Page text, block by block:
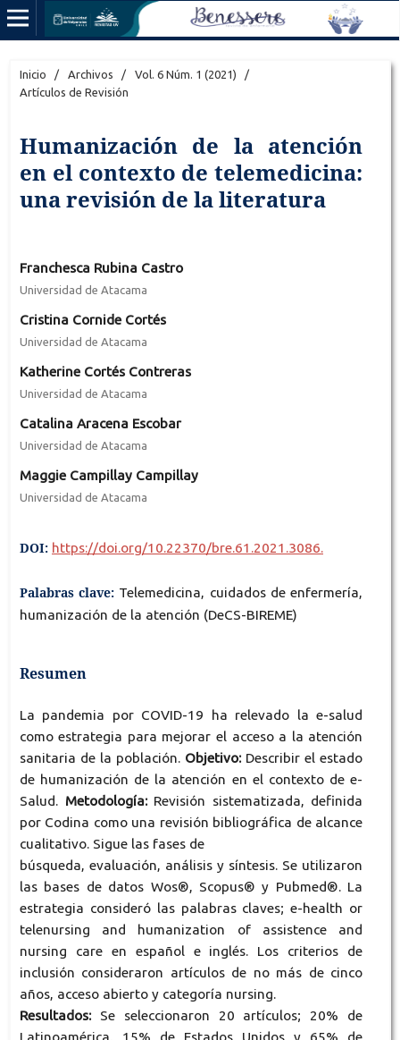
Inicio / Archivos / Vol. 6 Núm. 1 (2021)
/
Artículos de Revisión
Humanización de la atención
en el contexto de telemedicina:
una revisión de la literatura
Franchesca Rubina Castro
Universidad de Atacama
Cristina Cornide Cortés
Universidad de Atacama
Katherine Cortés Contreras
Universidad de Atacama
Catalina Aracena Escobar
Universidad de Atacama
Maggie Campillay Campillay
Universidad de Atacama
DOI: https://doi.org/10.22370/bre.61.2021.3086.
Palabras clave: Telemedicina, cuidados de enfermería,
humanización de la atención (DeCS-BIREME)
Resumen
La pandemia por COVID-19 ha relevado la e-salud
como estrategia para mejorar el acceso a la atención
sanitaria de la población. Objetivo: Describir el estado
de humanización de la atención en el contexto de e-
Salud. Metodología: Revisión sistematizada, definida
por Codina como una revisión bibliográfica de alcance
cualitativo. Sigue las fases de
búsqueda, evaluación, análisis y síntesis. Se utilizaron
las bases de datos Wos®, Scopus® y Pubmed®. La
estrategia consideró las palabras claves; e-health or
telenursing and humanization of assistence and
nursing care en español e inglés. Los criterios de
inclusión consideraron artículos de no más de cinco
años, acceso abierto y categoría nursing.
Resultados:Se seleccionaron 20 artículos; 20% de
Latinoamérica, 15% de Estados Unidos y 65% de